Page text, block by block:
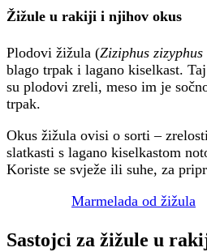
Žižule u rakiji i njihov okus
Plodovi žižula (Ziziphus zizyphus
blago trpak i lagano kiselkast.
su plodovi zreli, meso im je
trpak.
Okus žižula ovisi o sorti –
slatkasti s lagano kiselkastom
Koriste se svježe ili suhe, za
Marmelada od žižula
Sastojci za žižule u